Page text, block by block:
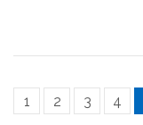
1 2 3 4